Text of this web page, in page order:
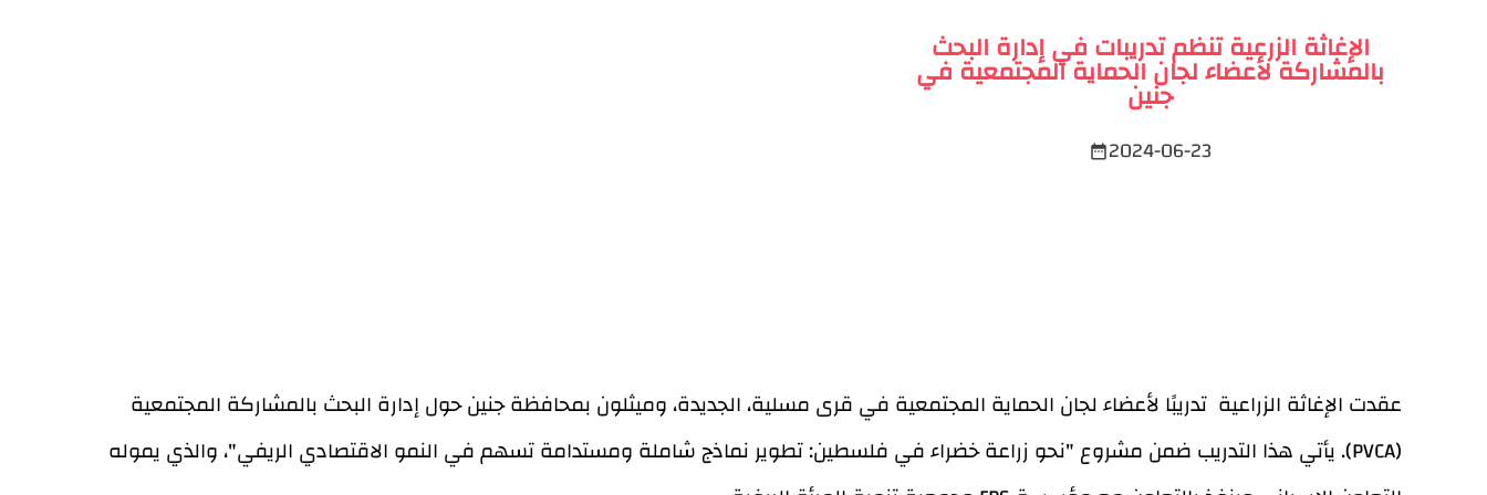
الإغاثة الزرعية تنظم تدريبات في إدارة البحث
بالمشاركة لأعضاء لجان الحماية المجتمعية في
جنين
2024-06-23
date_range
عقدت الإغاثة الزراعية تدريبًا لأعضاء لجان الحماية المجتمعية في قرى مسلية، الجديدة، وميثلون بمحافظة جنين حول إدارة البحث بالمشاركة المجتمعية
(PVCA). يأتي هذا التدريب ضمن مشروع "نحو زراعة خضراء في فلسطين: تطوير نماذج شاملة ومستدامة تسهم في النمو الاقتصادي الريفي"، والذي يموله